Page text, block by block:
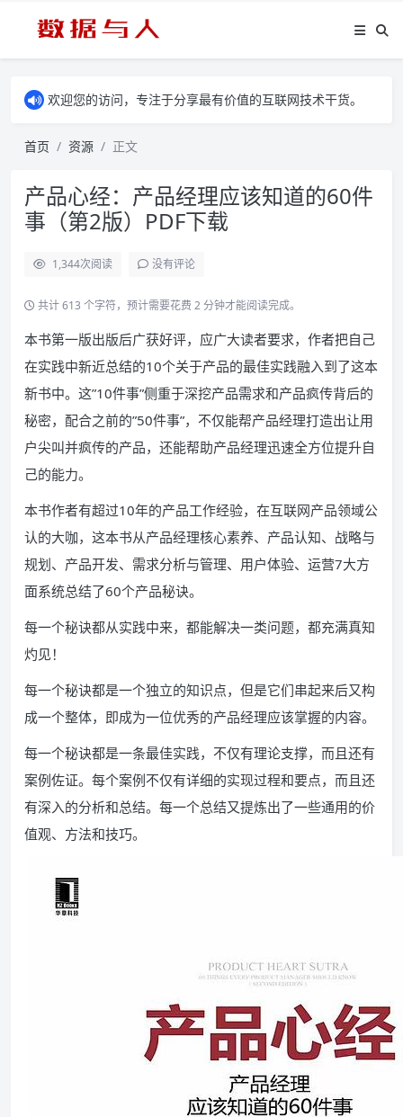
欢迎您的访问，专注于分享最有价值的互联网技术干货。
首页 资源 正文
产品心经：产品经理应该知道的60件
事（第2版）PDF下载
1,344次阅读 没有评论
共计 613 个字符，预计需要花费 2 分钟才能阅读完成。
本书第一版出版后广获好评，应广大读者要求，作者把自己
在实践中新近总结的10个关于产品的最佳实践融入到了这本
新书中。这”10件事”侧重于深挖产品需求和产品疯传背后的
秘密，配合之前的”50件事”，不仅能帮产品经理打造出让用
户尖叫并疯传的产品，还能帮助产品经理迅速全方位提升自
己的能力。
本书作者有超过10年的产品工作经验，在互联网产品领域公
认的大咖，这本书从产品经理核心素养、产品认知、战略与
规划、产品开发、需求分析与管理、用户体验、运营7大方
面系统总结了60个产品秘诀。
每一个秘诀都从实践中来，都能解决一类问题，都充满真知
灼见！
每一个秘诀都是一个独立的知识点，但是它们串起来后又构
成一个整体，即成为一位优秀的产品经理应该掌握的内容。
每一个秘诀都是一条最佳实践，不仅有理论支撑，而且还有
案例佐证。每个案例不仅有详细的实现过程和要点，而且还
有深入的分析和总结。每一个总结又提炼出了一些通用的价
值观、方法和技巧。